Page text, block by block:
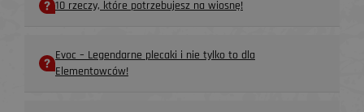
10 rzeczy, które potrzebujesz na wiosnę!
Evoc – Legendarne plecaki i nie tylko to dla
Elementowców!